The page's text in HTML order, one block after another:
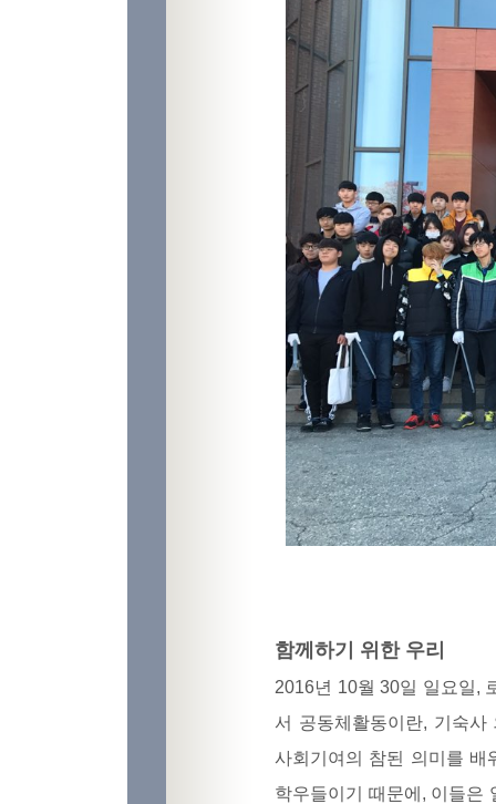
함께하기 위한 우리
2016년 10월 30일 일요일,
서 공동체활동이란, 기숙
사회기여의 참된 의미를 배
학우들이기 때문에, 이들은